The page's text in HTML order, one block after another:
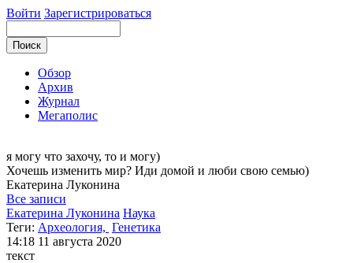
Войти Зарегистрироваться
Обзор
Архив
Журнал
Мегаполис
я могу что захочу, то и могу)
Хочешь изменить мир? Иди домой и люби свою семью)
Екатерина Луконина
Все записи
Екатерина Луконина Наука
Теги: Археология, Генетика
14:18 11 августа 2020
текст